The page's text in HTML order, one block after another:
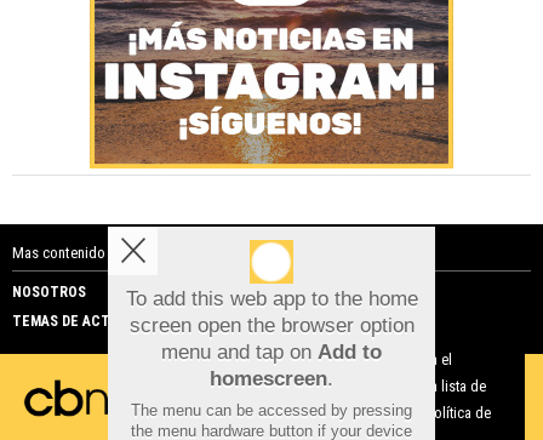
Mas contenido de Costa Blanca Noticias:
NOSOTROS
PUBLICIDAD
TEMAS DE ACTUALIDAD
To add this web app to the home
screen open the browser option
menu and tap on Add to
homescreen.
The menu can be accessed by pressing
the menu hardware button if your device
Aviso sobre el Uso de cookies:
Utilizamos cookies nuestras y de terceros para el
funcionamiento del digital. Puedes consultar la lista de
cookies y como desconectarlas. Ver nuestra Política de